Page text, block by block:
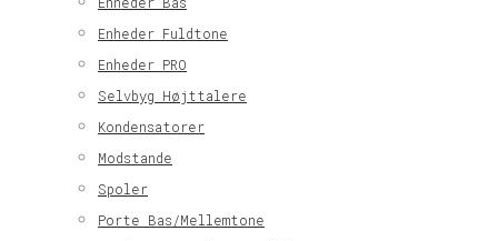
Enheder Fuldtone
Enheder PRO
Selvbyg Højttalere
Kondensatorer
Modstande
Spoler
Porte Bas/Mellemtone